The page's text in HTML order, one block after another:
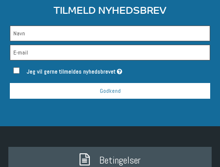
TILMELD NYHEDSBREV
Jeg vil gerne tilmeldes nyhedsbrevet
Godkend
Betingelser